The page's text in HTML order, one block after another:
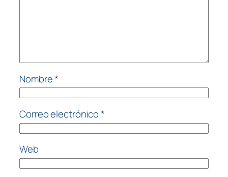
Nombre*
Correo electrónico*
Web